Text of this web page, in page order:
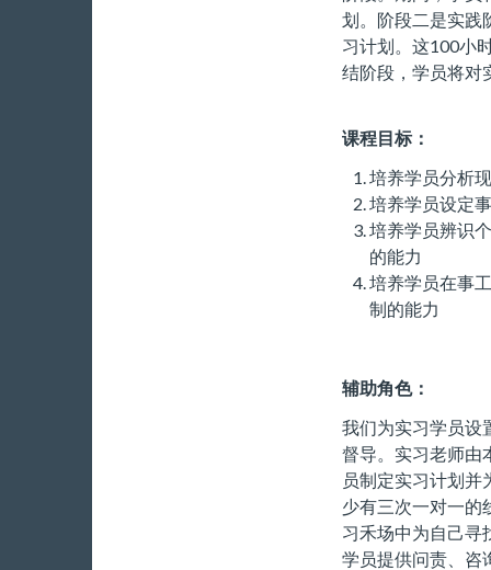
划。阶段二是实践
习计划。这100小
结阶段，学员将对
课程目标：
培养学员分析
培养学员设定
培养学员辨识
的能力
培养学员在事
制的能力
辅助角色：
我们为实习学员设
督导。实习老师由
员制定实习计划
少有三次一对一的
习禾场中为自己寻
学员提供问责、咨